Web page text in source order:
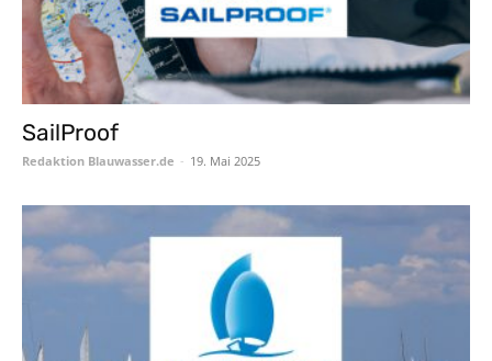
SailProof
Redaktion Blauwasser.de - 19. Mai 2025